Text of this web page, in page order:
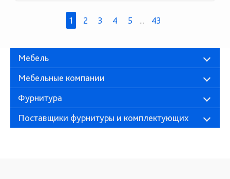
1 2 3 4 5 ... 43
Мебель
Мебельные компании
Фурнитура
Поставщики фурнитуры и комплектующих